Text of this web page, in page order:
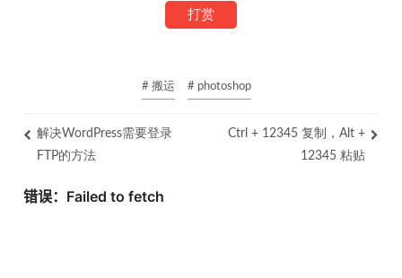
打赏
# 搬运 # photoshop
解决WordPress需要登录
FTP的方法
Ctrl + 12345 复制，Alt +
12345 粘贴